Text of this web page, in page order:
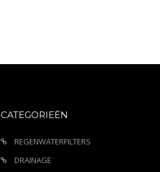
CATEGORIEËN
REGENWATERFILTERS
DRAINAGE